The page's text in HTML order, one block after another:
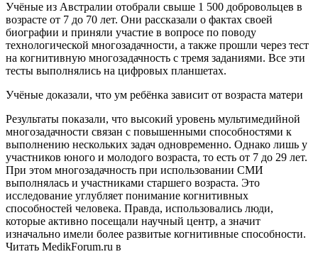
Учёные из Австралии отобрали свыше 1 500 добровольцев в
возрасте от 7 до 70 лет. Они рассказали о фактах своей
биографии и приняли участие в вопросе по поводу
технологической многозадачности, а также прошли через тест
на когнитивную многозадачность с тремя заданиями. Все эти
тесты выполнялись на цифровых планшетах.
Учёные доказали, что ум ребёнка зависит от возраста матери
Результаты показали, что высокий уровень мультимедийной
многозадачности связан с повышенными способностями к
выполнению нескольких задач одновременно. Однако лишь у
участников юного и молодого возраста, то есть от 7 до 29 лет.
При этом многозадачность при использовании СМИ
выполнялась и участниками старшего возраста. Это
исследование углубляет понимание когнитивных
способностей человека. Правда, использовались люди,
которые активно посещали научный центр, а значит
изначально имели более развитые когнитивные способности.
Читать MedikForum.ru в